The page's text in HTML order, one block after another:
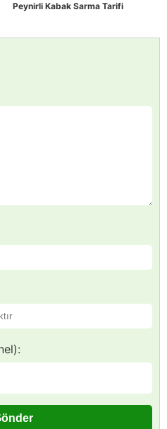
Peynirli Kabak Sarma Tarifi